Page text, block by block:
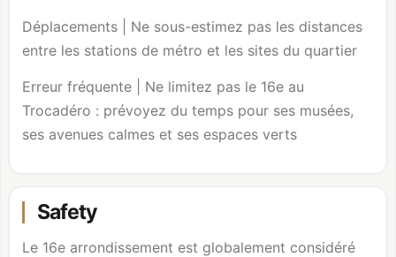
Déplacements | Ne sous-estimez pas les distances
entre les stations de métro et les sites du quartier
Erreur fréquente | Ne limitez pas le 16e au
Trocadéro : prévoyez du temps pour ses musées,
ses avenues calmes et ses espaces verts
Safety
Le 16e arrondissement est globalement considéré